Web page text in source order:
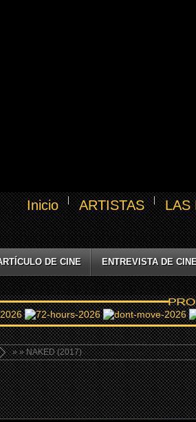
Inicio ARTISTAS LAS
DE CINE ENTREVISTA DE
»» NAKED (2017)